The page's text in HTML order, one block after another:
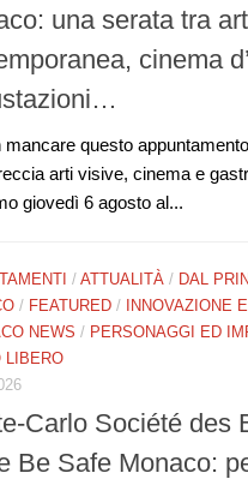
una serata tra
cinema
mancare questo
arti visive, cinema e
giovedì 6 agosto al...
/ ATTUALITÀ / DAL
/ FEATURED / INNOVAZIONE
NEWS / PERSONAGGI ED
LIBERO
Carlo Société des
Be Safe Monaco: